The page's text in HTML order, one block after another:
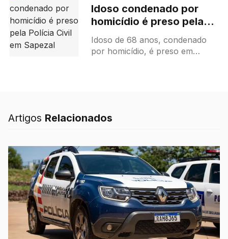
Idoso condenado por
homicídio é preso pela
Polícia Civil em Sapezal
Idoso de 68 anos, condenado
por homicídio, é preso em
Artigos Relacionados